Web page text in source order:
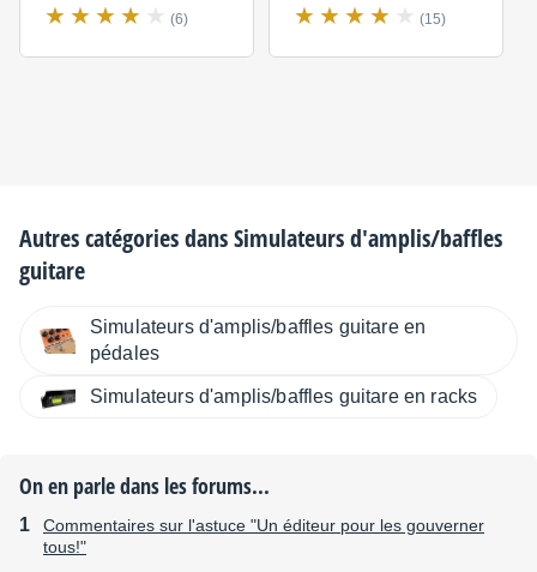
(6) (15)
Autres catégories dansSimulateurs d'amplis/baffles
guitare
Simulateurs d'amplis/baffles guitare en
pédales
Simulateurs d'amplis/baffles guitare en racks
On en parle dans les forums...
Commentaires sur l'astuce "Un éditeur pour les gouverner
tous!"